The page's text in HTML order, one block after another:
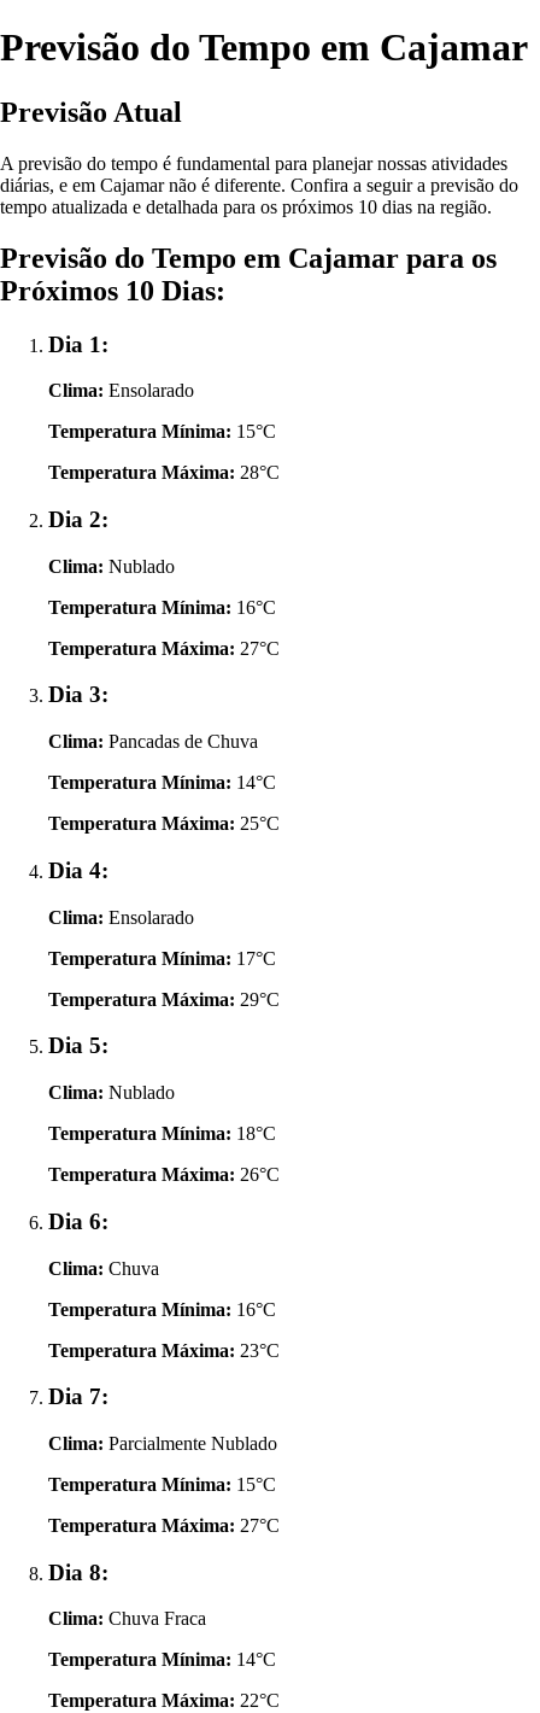
Previsão do Tempo em Cajamar
Previsão Atual
A previsão do tempo é fundamental para planejar nossas atividades
diárias, e em Cajamar não é diferente. Confira a seguir a previsão do
tempo atualizada e detalhada para os próximos 10 dias na região.
Previsão do Tempo em Cajamar para os
Próximos 10 Dias:
Dia 1:
Clima: Ensolarado
Temperatura Mínima: 15°C
Temperatura Máxima: 28°C
Dia 2:
Clima: Nublado
Temperatura Mínima: 16°C
Temperatura Máxima: 27°C
Dia 3:
Clima: Pancadas de Chuva
Temperatura Mínima: 14°C
Temperatura Máxima: 25°C
Dia 4:
Clima: Ensolarado
Temperatura Mínima: 17°C
Temperatura Máxima: 29°C
Dia 5:
Clima: Nublado
Temperatura Mínima: 18°C
Temperatura Máxima: 26°C
Dia 6:
Clima: Chuva
Temperatura Mínima: 16°C
Temperatura Máxima: 23°C
Dia 7:
Clima: Parcialmente Nublado
Temperatura Mínima: 15°C
Temperatura Máxima: 27°C
Dia 8:
Clima: Chuva Fraca
Temperatura Mínima: 14°C
Temperatura Máxima: 22°C